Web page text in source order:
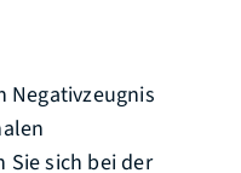
Negativzeugnis
Sie sich bei der